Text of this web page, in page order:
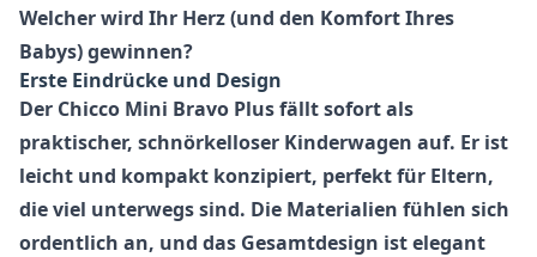
Welcher wird Ihr Herz (und den Komfort Ihres
Babys) gewinnen?
Erste Eindrücke und Design
Der Chicco Mini Bravo Plusfällt sofort als
praktischer, schnörkelloser Kinderwagen auf. Er ist
leicht und kompakt konzipiert, perfekt für Eltern,
die viel unterwegs sind. Die Materialien fühlen sich
ordentlich an, und das Gesamtdesign ist elegant